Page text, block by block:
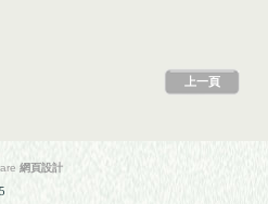
網頁設計